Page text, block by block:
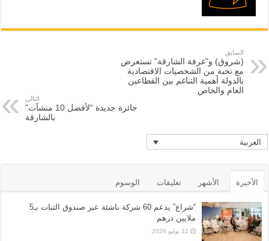
السابق
(شروق) و”غرفة الشارقة” تستعرض
مع نخبة من الشخصيات الاقتصادية
بالدولة أهمية التناغم بين القطاعين
العام والخاص
التالي
جائزة جديدة “لأفضل 10 منشآت”
بالشارقة
العربية
الأخيرة الأشهر تعليقات الوسوم
“شراع” يدعم 60 شركة ناشئة عبر صندوق الثبات بـ5
ملايين درهم
22 يوليو 2026